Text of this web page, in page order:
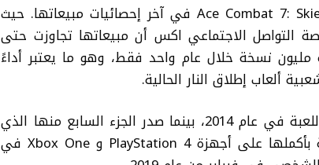
رقم قياسي جديد تحافظ عليه Ace Combat 7: Skies Unknown في آخر إحصائيات مبيعاتها. حيث
التواصل الاجتماعي اكس أن مبيعاتها تجاوزت حتى
مليون نسخة خلال عام واحد فقط، وهو ما يعتبر أداءً
ألعاب إطلاق النار الحالية.
كان آخر جزء من هذه السلسلة قد صدر من اللعبة في عام 2014، بينما صدر الجزء السابع منها الذي
يعتبر أفضل الأجزاء مبيعا في هذه السلسلة بأكملها على أجهزة PlayStation 4 و Xbox One في